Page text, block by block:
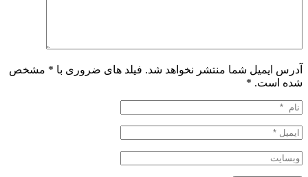
آدرس ایمیل شما منتشر نخواهد شد. فیلد های ضروری با * مشخص
شده است. *